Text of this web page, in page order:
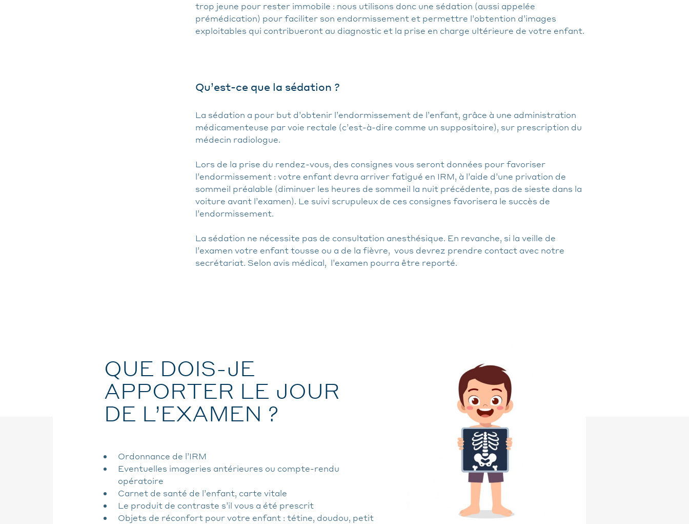
trop jeune pour rester immobile : nous utilisons donc une sédation (aussi appelée
prémédication) pour faciliter son endormissement et permettre l’obtention d’images
exploitables qui contribueront au diagnostic et la prise en charge ultérieure de votre enfant.
Qu’est-ce que la sédation ?
La sédation a pour but d’obtenir l’endormissement de l’enfant, grâce à une administration
médicamenteuse par voie rectale (c’est-à-dire comme un suppositoire), sur prescription du
médecin radiologue.
Lors de la prise du rendez-vous, des consignes vous seront données pour favoriser
l’endormissement : votre enfant devra arriver fatigué en IRM, à l’aide d’une privation de
sommeil préalable (diminuer les heures de sommeil la nuit précédente, pas de sieste dans la
voiture avant l’examen). Le suivi scrupuleux de ces consignes favorisera le succès de
l’endormissement.
La sédation ne nécessite pas de consultation anesthésique. En revanche, si la veille de
l’examen votre enfant tousse ou a de la fièvre, vous devrez prendre contact avec notre
secrétariat. Selon avis médical, l’examen pourra être reporté.
QUE DOIS-JE
APPORTER LE JOUR
DE L’EXAMEN ?
Ordonnance de l’IRM
Eventuelles imageries antérieures ou compte-rendu
opératoire
Carnet de santé de l’enfant, carte vitale
Le produit de contraste s’il vous a été prescrit
Objets de réconfort pour votre enfant : tétine, doudou, petit